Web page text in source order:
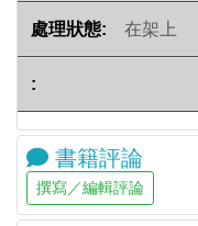
在架上
書籍評論